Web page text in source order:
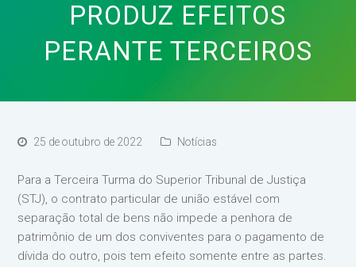
PRODUZ EFEITOS
PERANTE TERCEIROS
25 de outubro de 2022 Notícias
Para a Terceira Turma do Superior Tribunal de Justiça
(STJ), o contrato particular de união estável com
separação total de bens não impede a penhora de
patrimônio de um dos conviventes para o pagamento de
dívida do outro, pois tem efeito somente entre as partes.